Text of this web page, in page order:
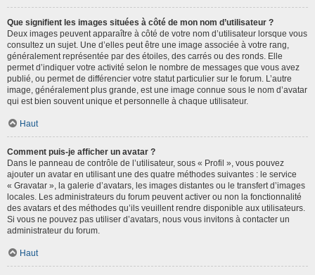
Que signifient les images situées à côté de mon nom d’utilisateur ?
Deux images peuvent apparaître à côté de votre nom d’utilisateur lorsque vous
consultez un sujet. Une d’elles peut être une image associée à votre rang,
généralement représentée par des étoiles, des carrés ou des ronds. Elle
permet d’indiquer votre activité selon le nombre de messages que vous avez
publié, ou permet de différencier votre statut particulier sur le forum. L’autre
image, généralement plus grande, est une image connue sous le nom d’avatar
qui est bien souvent unique et personnelle à chaque utilisateur.
Haut
Comment puis-je afficher un avatar ?
Dans le panneau de contrôle de l’utilisateur, sous « Profil », vous pouvez
ajouter un avatar en utilisant une des quatre méthodes suivantes : le service
« Gravatar », la galerie d’avatars, les images distantes ou le transfert d’images
locales. Les administrateurs du forum peuvent activer ou non la fonctionnalité
des avatars et des méthodes qu’ils veuillent rendre disponible aux utilisateurs.
Si vous ne pouvez pas utiliser d’avatars, nous vous invitons à contacter un
administrateur du forum.
Haut